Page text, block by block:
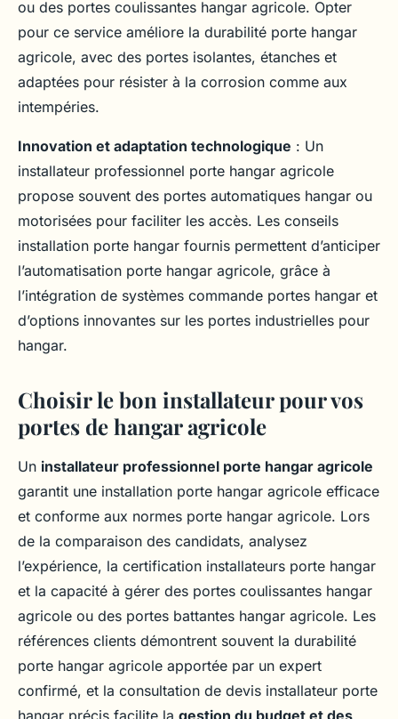
ou des portes coulissantes hangar agricole. Opter
pour ce service améliore la durabilité porte hangar
agricole, avec des portes isolantes, étanches et
adaptées pour résister à la corrosion comme aux
intempéries.
Innovation et adaptation technologique : Un
installateur professionnel porte hangar agricole
propose souvent des portes automatiques hangar ou
motorisées pour faciliter les accès. Les conseils
installation porte hangar fournis permettent d’anticiper
l’automatisation porte hangar agricole, grâce à
l’intégration de systèmes commande portes hangar et
d’options innovantes sur les portes industrielles pour
hangar.
Choisir le bon installateur pour vos
portes de hangar agricole
Un installateur professionnel porte hangar agricole
garantit une installation porte hangar agricole efficace
et conforme aux normes porte hangar agricole. Lors
de la comparaison des candidats, analysez
l’expérience, la certification installateurs porte hangar
et la capacité à gérer des portes coulissantes hangar
agricole ou des portes battantes hangar agricole. Les
références clients démontrent souvent la durabilité
porte hangar agricole apportée par un expert
confirmé, et la consultation de devis installateur porte
hangar précis facilite la gestion du budget et des